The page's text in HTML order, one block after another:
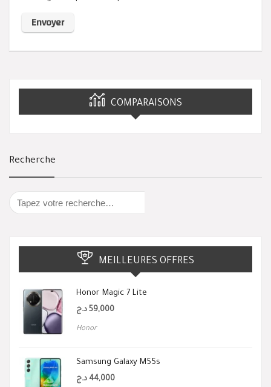
COMPARAISONS
Recherche
MEILLEURES OFFRES
Honor Magic 7 Lite
59,000 د.ج
Honor
Samsung Galaxy M55s
44,000 د.ج